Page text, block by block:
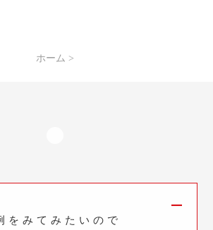
ホーム >
A
をみてみたいので